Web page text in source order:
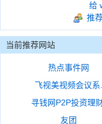
给
推
当前推荐网站
热点事件网
飞视美视频会议系.
寻钱网P2P投资理
友团